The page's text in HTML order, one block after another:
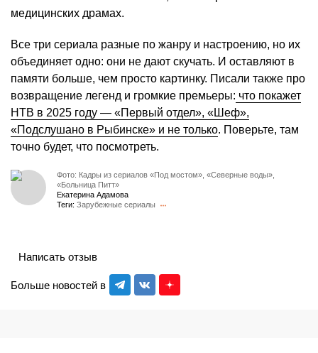
медицинских драмах.
Все три сериала разные по жанру и настроению, но их
объединяет одно: они не дают скучать. И оставляют в
памяти больше, чем просто картинку. Писали также про
возвращение легенд и громкие премьеры: что покажет
НТВ в 2025 году — «Первый отдел», «Шеф»,
«Подслушано в Рыбинске» и не только. Поверьте, там
точно будет, что посмотреть.
Фото: Кадры из сериалов «Под мостом», «Северные воды»,
«Больница Питт»
Екатерина Адамова
Теги: Зарубежные сериалы
Больше новостей в
Написать отзыв